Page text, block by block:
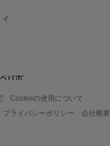
Cookieの使用について
プライバシーポリシー 会社概要